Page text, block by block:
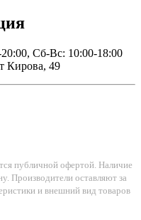
Сб-Вс: 10:00-18:00
Кирова, 49
публичной офертой. Наличие
Производители оставляют за
и внешний вид товаров